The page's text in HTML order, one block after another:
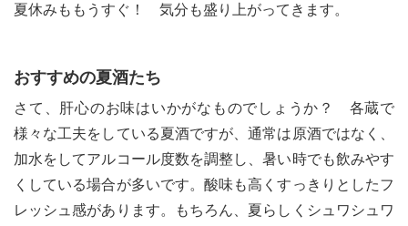
夏休みももうすぐ！ 気分も盛り上がってきます。
おすすめの夏酒たち
さて、肝心のお味はいかがなものでしょうか？ 各蔵で
様々な工夫をしている夏酒ですが、通常は原酒ではなく、
加水をしてアルコール度数を調整し、暑い時でも飲みやす
くしている場合が多いです。酸味も高くすっきりとしたフ
レッシュ感があります。もちろん、夏らしくシュワシュワ